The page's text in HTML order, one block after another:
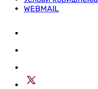
WEBMAIL